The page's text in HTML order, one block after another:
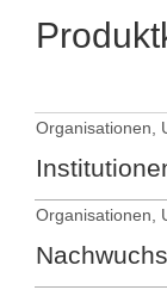
Organisationen,
Organisationen,